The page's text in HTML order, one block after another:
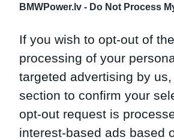
BMWPower.lv - Do Not Process
If you wish to opt-out of
processing of your
targeted advertising by
section to confirm your
opt-out request is
interest-based ads based
Kontakti | Reklāma